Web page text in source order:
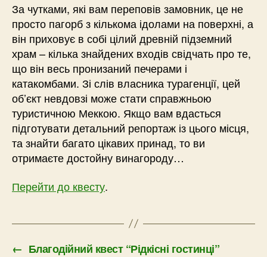
За чутками, які вам переповів замовник, це не
просто пагорб з кількома ідолами на поверхні, а
він приховує в собі цілий древній підземний
храм – кілька знайдених входів свідчать про те,
що він весь пронизаний печерами і
катакомбами. Зі слів власника турагенції, цей
об’єкт невдовзі може стати справжньою
туристичною Меккою. Якщо вам вдасться
підготувати детальний репортаж із цього місця,
та знайти багато цікавих принад, то ви
отримаєте достойну винагороду…
Перейти до квесту.
← Благодійний квест “Рідкісні гостинці”